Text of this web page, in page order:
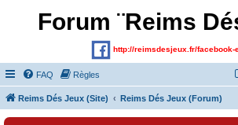
Forum ¨Reims
http://reimsdesjeux.fr/facebook-
FAQ Règles
Reims Dés Jeux (Site) Reims Dés Jeux (Forum)